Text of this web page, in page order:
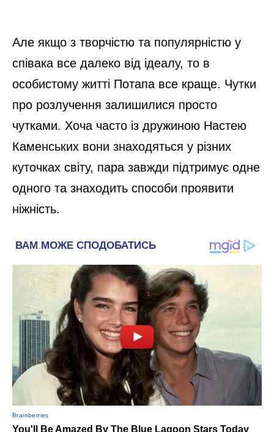
Але якщо з творчістю та популярністю у
співака все далеко від ідеалу, то в
особистому житті Потапа все краще. Чутки
про розлучення залишилися просто
чутками. Хоча часто із дружиною Настею
Каменських вони знаходяться у різних
куточках світу, пара завжди підтримує одне
одного та знаходить способи проявити
ніжність.